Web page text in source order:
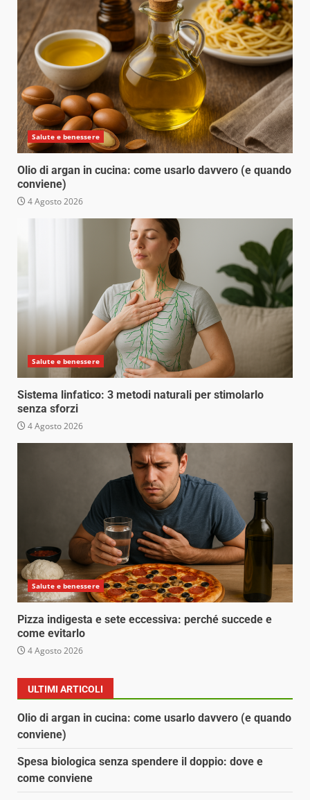
Salute e benessere
Olio di argan in cucina: come usarlo davvero (e quando
conviene)
4 Agosto 2026
Salute e benessere
Sistema linfatico: 3 metodi naturali per stimolarlo
senza sforzi
4 Agosto 2026
Salute e benessere
Pizza indigesta e sete eccessiva: perché succede e
come evitarlo
4 Agosto 2026
ULTIMI ARTICOLI
Olio di argan in cucina: come usarlo davvero (e quando
conviene)
Spesa biologica senza spendere il doppio: dove e
come conviene